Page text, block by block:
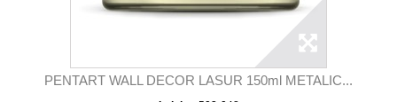
PENTART WALL DECOR LASUR 150ml METALIC...